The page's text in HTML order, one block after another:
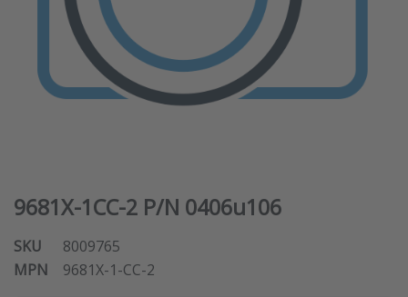
9681X-1CC-2 P/N 0406u106
SKU
8009765
MPN
9681X-1-CC-2